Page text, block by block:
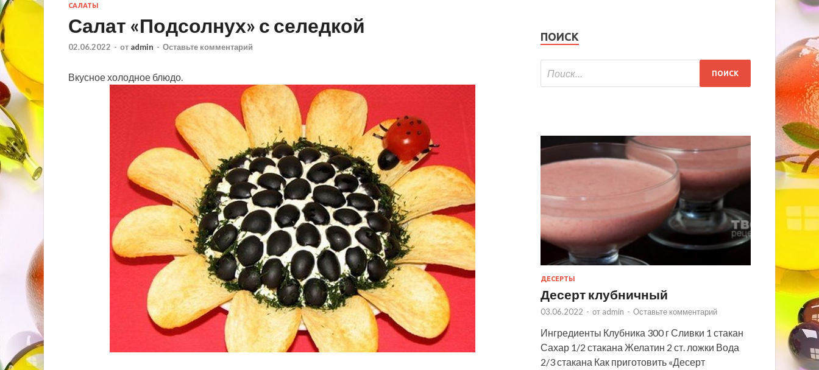
САЛАТЫ
Салат «Подсолнух» с селедкой
02.06.2022 - от admin - Оставьте комментарий
Вкусное холодное блюдо.
ПОИСК
ДЕСЕРТЫ
Десерт клубничный
03.06.2022 - от admin - Оставьте комментарий
Ингредиенты Клубника 300 г Сливки 1 стакан
Сахар 1/2 стакана Желатин 2 ст. ложки Вода
2/3 стакана Как приготовить «Десерт